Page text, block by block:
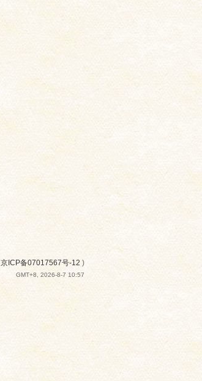
京ICP备07017567号-12 )
GMT+8, 2026-8-7 10:57